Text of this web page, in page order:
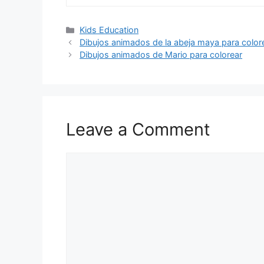
Categories
Kids Education
Dibujos animados de la abeja maya para
Dibujos animados de Mario para colorear
Leave a Comment